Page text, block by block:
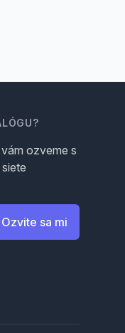
ozveme s
Ozvite sa mi